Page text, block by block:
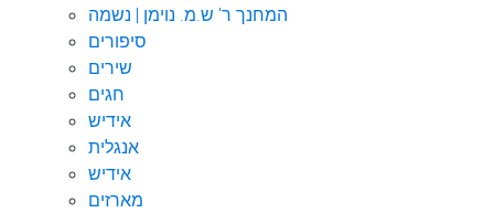
המחנך ר' ש.מ. נוימן | נשמה
סיפורים
שירים
חגים
אידיש
אנגלית
אידיש
מארזים